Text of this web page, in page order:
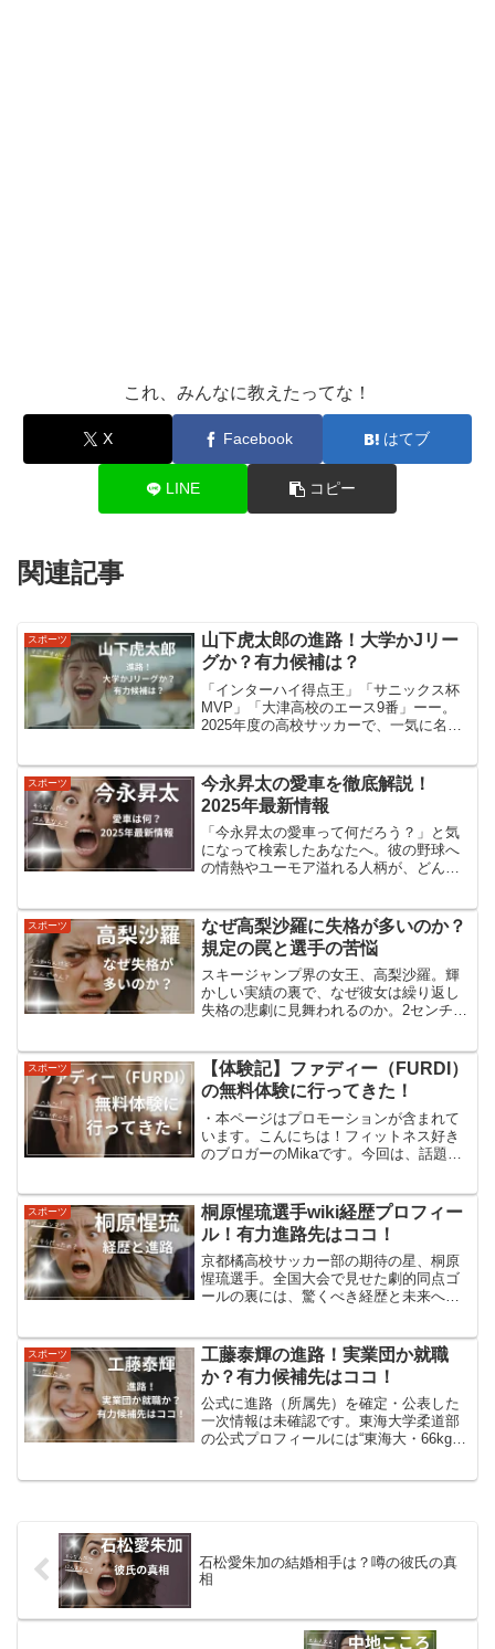
これ、みんなに教えたってな！
X Facebook はてブ
LINE コピー
関連記事
スポーツ
山下虎太郎の進路！大学かJリー
グか？有力候補は？
「インターハイ得点王」「サニックス杯
MVP」「大津高校のエース9番」ーー。
2025年度の高校サッカーで、一気に名前
会）でも、青森山田戦での体を張ったプ
レーや、富山第...
スポーツ
今永昇太の愛車を徹底解説！
2025年最新情報
「今永昇太の愛車って何だろう？」と気
になって検索したあなたへ。彼の野球へ
の情熱やユーモア溢れる人柄が、どんな
に迫ります！今永昇太の愛車は何か？公
式情報まとめ2025...
スポーツ
なぜ高梨沙羅に失格が多いのか？
規定の罠と選手の苦悩
スキージャンプ界の女王、高梨沙羅。輝
かしい実績の裏で、なぜ彼女は繰り返し
失格の悲劇に見舞われるのか。2センチの
失格：高梨沙羅選手の苦難の歴史高梨沙
羅選手は、スキージャン...
スポーツ
【体験記】ファディー（FURDI）
の無料体験に行ってきた！
・本ページはプロモーションが含まれて
います。こんにちは！フィットネス好き
のブロガーのMikaです。今回は、話題の
で、その体験記をお届けします。女性の
悩みに寄り添うジム...
スポーツ
桐原惺琉選手wiki経歴プロフィー
ル！有力進路先はココ！
京都橘高校サッカー部の期待の星、桐原
惺琉選手。全国大会で見せた劇的同点ゴ
ールの裏には、驚くべき経歴と未来への
は、京都橘高校サッカー部に所属する期
待の若手選手です。名前: ...
スポーツ
工藤泰輝の進路！実業団か就職
か？有力候補先はココ！
公式に進路（所属先）を確定・公表した
一次情報は未確認です。東海大学柔道部
の公式プロフィールには“東海大・66kg
石松愛朱加の結婚相手は？噂の彼氏の真
相